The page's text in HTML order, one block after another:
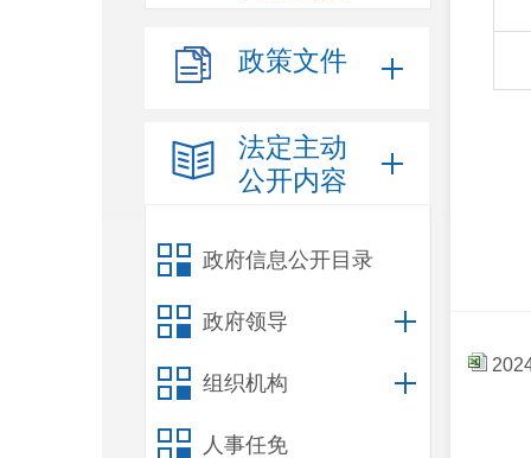
政策文件
法定主动
公开内容
政府信息公开目录
政府领导
组织机构
人事任免